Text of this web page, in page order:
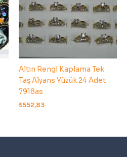
Altın Rengi Kaplama Tek
Taş Alyans Yüzük 24 Adet
7918as
₺552,83